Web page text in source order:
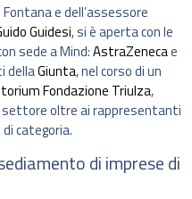
e dell’assessore
Guidesi, si è aperta con le
sede a Mind:AstraZenecae
dellaGiunta, nel corso di un
Fondazione Triulza,
oltre ai rappresentanti
categoria.
di imprese di